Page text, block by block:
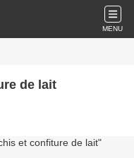
MENU
de lait